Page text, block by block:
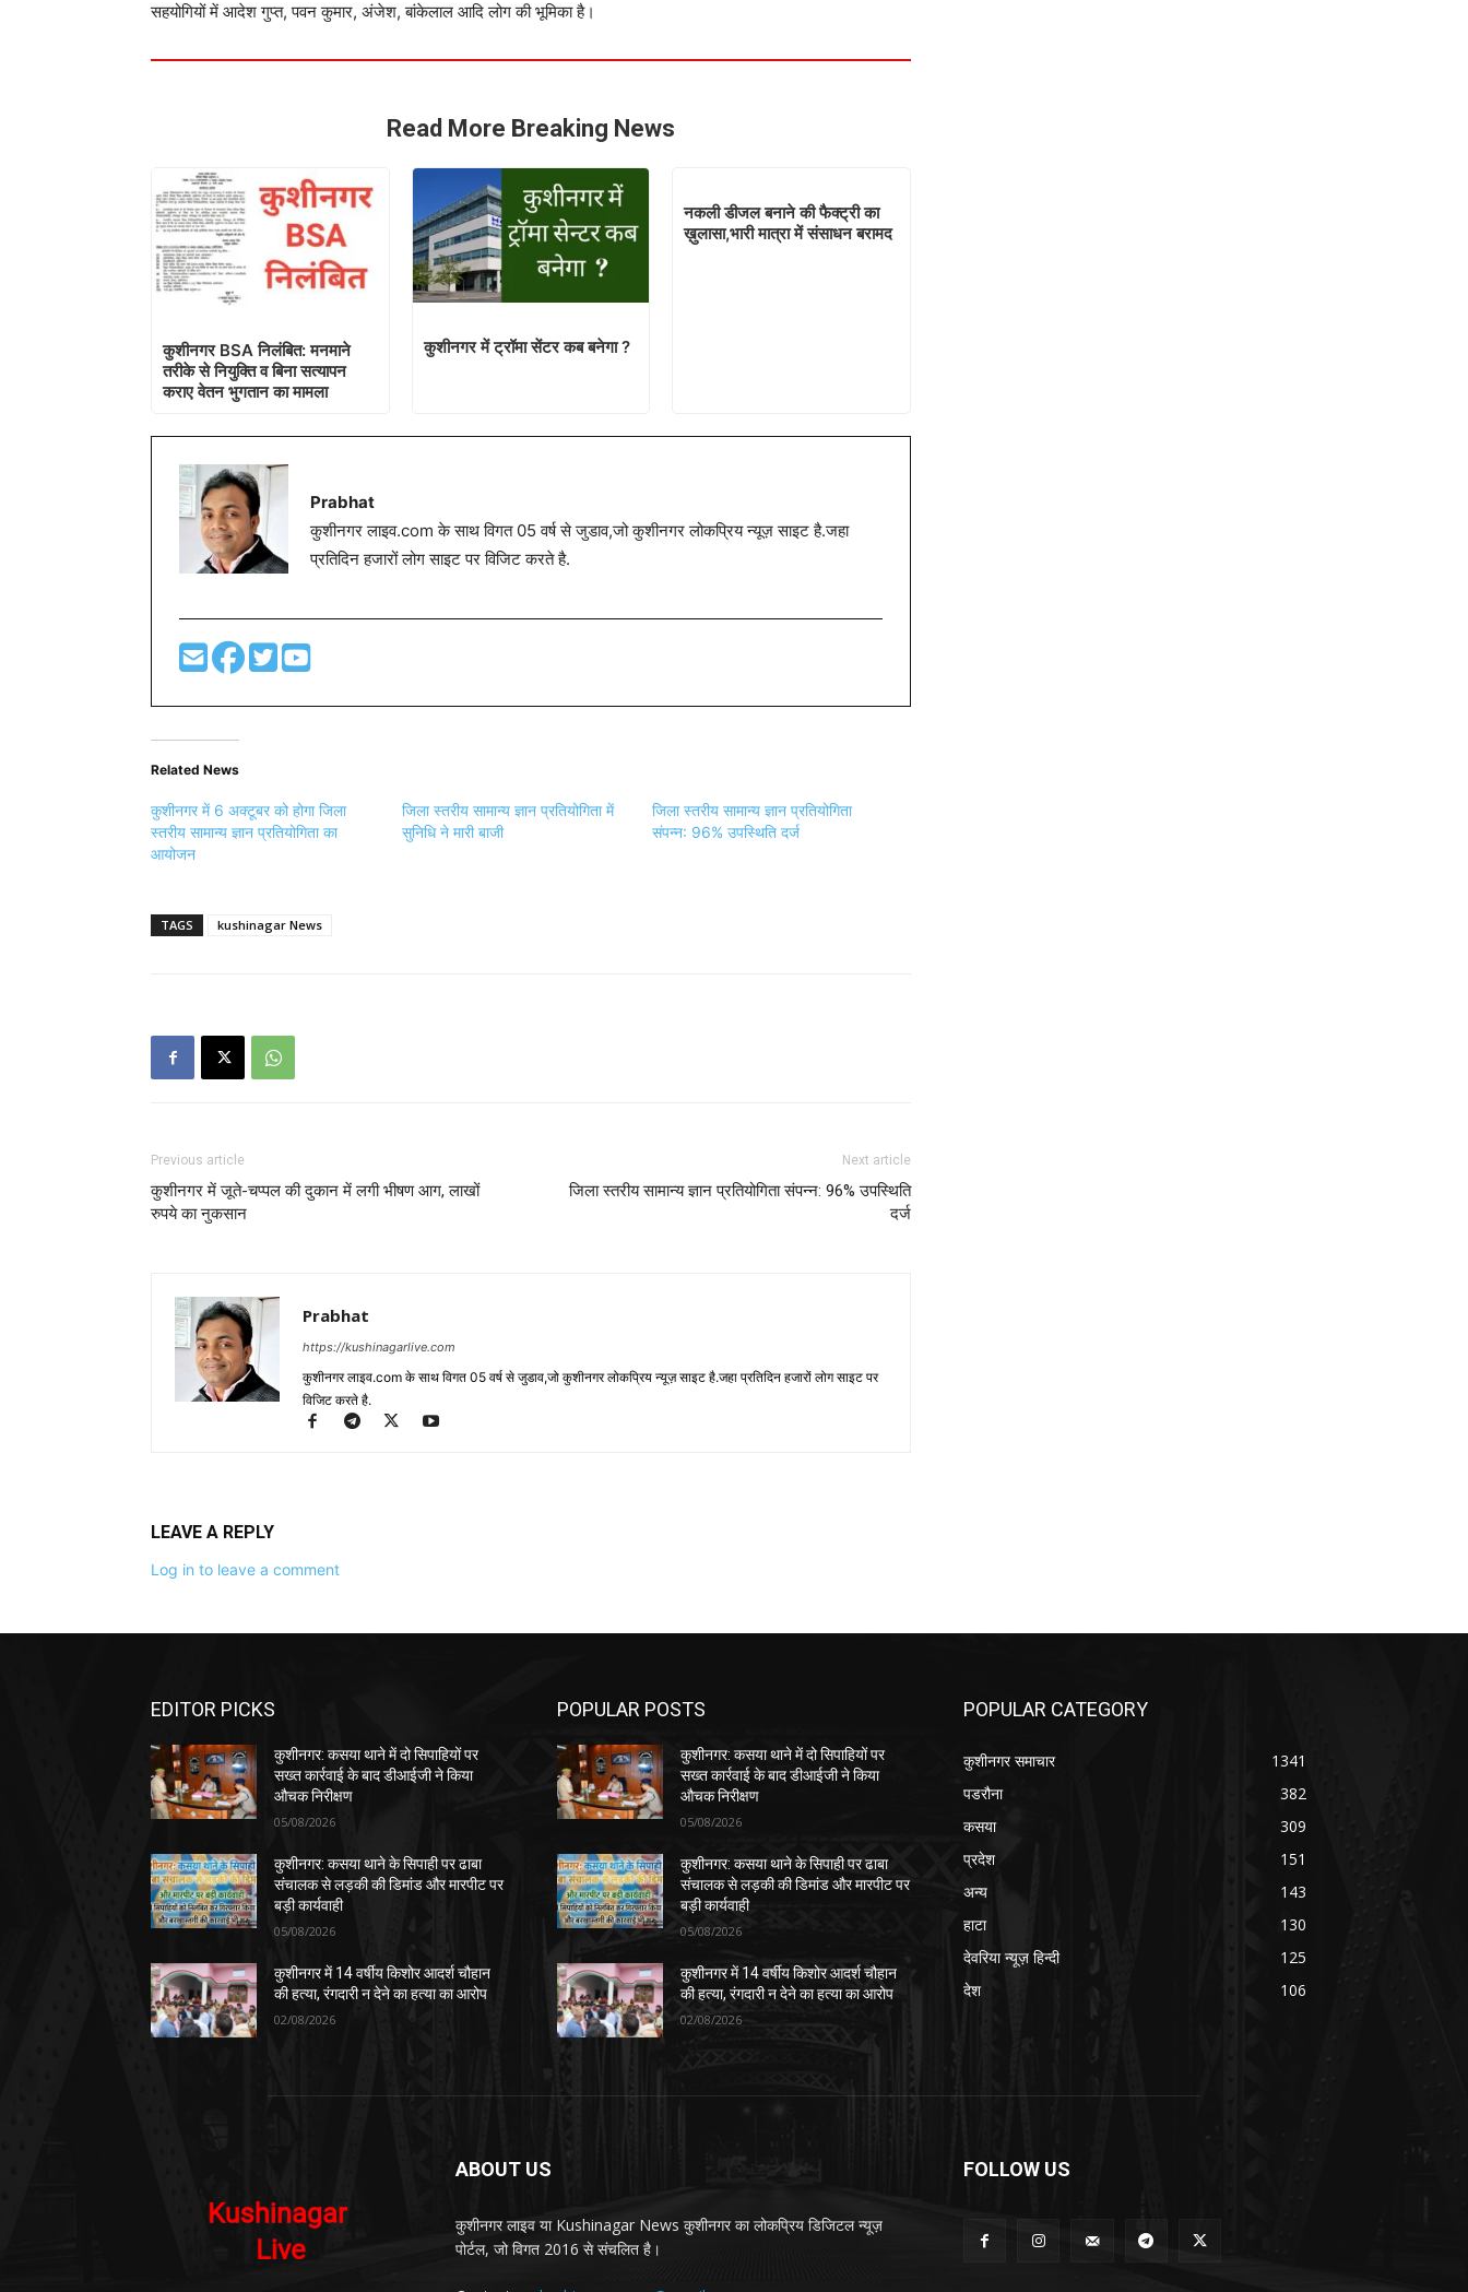
सहयोगियों में आदेश गुप्त, पवन कुमार, अंजेश, बांकेलाल आदि लोग की भूमिका है।
Read More Breaking News
कुशीनगर BSA निलंबित: मनमाने
तरीके से नियुक्ति व बिना सत्यापन
कराए वेतन भुगतान का मामला
कुशीनगर में ट्रॉमा सेंटर कब बनेगा ?
नकली डीजल बनाने की फैक्ट्री का
ख़ुलासा,भारी मात्रा में संसाधन बरामद
Prabhat
कुशीनगर लाइव.com के साथ विगत 05 वर्ष से जुडाव,जो कुशीनगर लोकप्रिय न्यूज़ साइट है.जहा
प्रतिदिन हजारों लोग साइट पर विजिट करते है.
Related News
कुशीनगर में 6 अक्टूबर को होगा जिला
स्तरीय सामान्य ज्ञान प्रतियोगिता का
आयोजन
जिला स्तरीय सामान्य ज्ञान प्रतियोगिता में
सुनिधि ने मारी बाजी
जिला स्तरीय सामान्य ज्ञान प्रतियोगिता
संपन्न: 96% उपस्थिति दर्ज
TAGS kushinagar News
Previous article
कुशीनगर में जूते-चप्पल की दुकान में लगी भीषण आग, लाखों
रुपये का नुकसान
Next article
जिला स्तरीय सामान्य ज्ञान प्रतियोगिता संपन्न: 96% उपस्थिति
दर्ज
Prabhat
https://kushinagarlive.com
कुशीनगर लाइव.com के साथ विगत 05 वर्ष से जुडाव,जो कुशीनगर लोकप्रिय न्यूज़ साइट है.जहा प्रतिदिन हजारों लोग साइट पर
विजिट करते है.
LEAVE A REPLY
Log in to leave a comment
EDITOR PICKS
कुशीनगर: कसया थाने में दो सिपाहियों पर
सख्त कार्रवाई के बाद डीआईजी ने किया
औचक निरीक्षण
05/08/2026
कुशीनगर: कसया थाने के सिपाही पर ढाबा
संचालक से लड़की की डिमांड और मारपीट पर
बड़ी कार्यवाही
05/08/2026
कुशीनगर में 14 वर्षीय किशोर आदर्श चौहान
की हत्या, रंगदारी न देने का हत्या का आरोप
02/08/2026
POPULAR POSTS
कुशीनगर: कसया थाने में दो सिपाहियों पर
सख्त कार्रवाई के बाद डीआईजी ने किया
औचक निरीक्षण
05/08/2026
कुशीनगर: कसया थाने के सिपाही पर ढाबा
संचालक से लड़की की डिमांड और मारपीट पर
बड़ी कार्यवाही
05/08/2026
कुशीनगर में 14 वर्षीय किशोर आदर्श चौहान
की हत्या, रंगदारी न देने का हत्या का आरोप
02/08/2026
POPULAR CATEGORY
कुशीनगर समाचार
1341
पडरौना
382
कसया
309
प्रदेश
151
अन्य
143
हाटा
130
देवरिया न्यूज़ हिन्दी
125
देश
106
ABOUT US
कुशीनगर लाइव या Kushinagar News कुशीनगर का लोकप्रिय डिजिटल न्यूज़
पोर्टल, जो विगत 2016 से संचलित है।
FOLLOW US